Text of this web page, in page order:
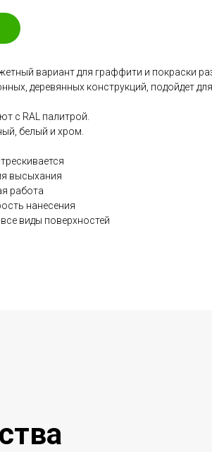
вариант для граффити и покраски
деревянных конструкций, подойдет
с RAL палитрой.
белый и хром.
высыхания
работа
нанесения
виды поверхностей